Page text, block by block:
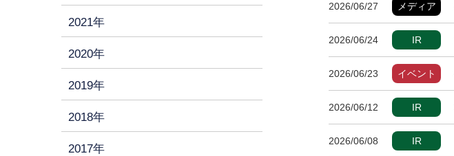
2021年
2020年
2019年
2018年
2017年
2026/06/27 メディア
2026/06/24 IR
2026/06/23 イベント
2026/06/12 IR
2026/06/08 IR